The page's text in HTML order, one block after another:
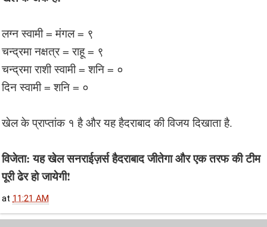
लग्न स्वामी = मंगल = ९
चन्द्रमा नक्षत्र = राहू = ९
चन्द्रमा राशी स्वामी = शनि = ०
दिन स्वामी = शनि = ०
खेल के प्राप्तांक १ है और यह हैदराबाद की विजय दिखाता है.
विजेता: यह खेल सनराईज़र्स हैदराबाद जीतेगा और एक तरफ की टीम
पूरी ढेर हो जायेगी!
at 11:21 AM